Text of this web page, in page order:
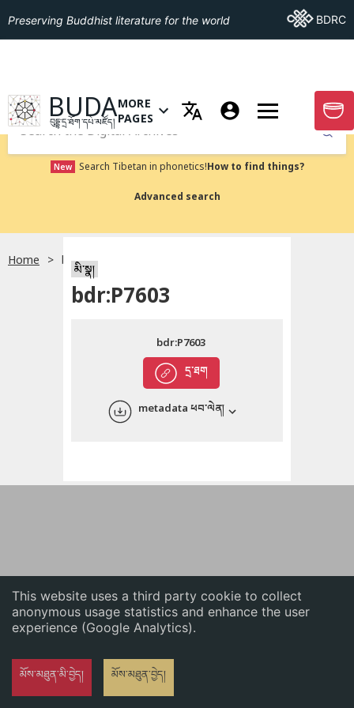
This website uses a third party cookie to collect
anonymous usage statistics and enhance the user
experience (Google Analytics).
མོས་མཐུན་མི་བྱེད། མོས་མཐུན་བྱེད།
English
Preserving Buddhist literature for the world Go ToBDRC
GO TO HOMEPAGE
BUDA
བུདྡྷ་དྲ་ཐོག་དཔེ་མཛོད།
OPEN MENU OF MORE PAGES
MORE
PAGES
GO
Submit
New Search Tibetan in phonetics!How to find things?
Advanced search
Home bdr:P7603
མི་སྣ།
bdr:P7603
དྲ་ཐག
bdr:P7603
metadata ཕབ་ལེན།